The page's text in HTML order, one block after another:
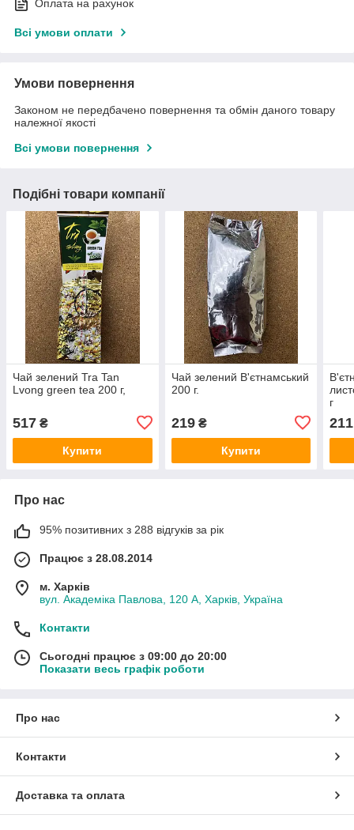
Оплата на рахунок
Всі умови оплати
Умови повернення
Законом не передбачено повернення та обмін даного товару
належної якості
Всі умови повернення
Подібні товари компанії
Чай зелений Tra Tan
Lvong green tea 200 г,
517 ₴
Купити
Чай зелений В'єтнамський
200 г.
219₴
Купити
г
211
Про нас
95% позитивних з 288 відгуків за рік
Працює з 28.08.2014
м. Харків
вул. Академіка Павлова, 120 А, Харків, Україна
Контакти
Сьогодні працює з 09:00 до 20:00
Показати весь графік роботи
Про нас
Контакти
Доставка та оплата